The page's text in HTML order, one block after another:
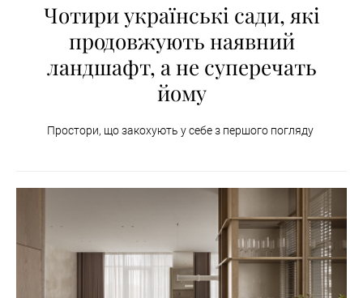
Чотири українські сади, які
продовжують наявний
ландшафт, а не суперечать
йому
Простори, що закохують у себе з першого погляду